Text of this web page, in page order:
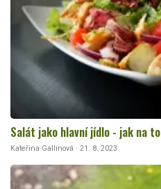
Salát jako hlavní jídlo - jak na to
Kateřina Gallinová · 21. 8. 2023